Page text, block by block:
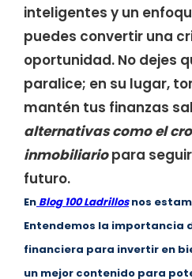
inteligentes y un
puedes convertir una
oportunidad. No dejes
paralice; en su lugar,
mantén tus finanzas
alternativas como el
inmobiliario para
futuro.
En Blog 100 Ladrillosnos
Entendemos la importancia
financiera para invertir en
un mejor contenido para